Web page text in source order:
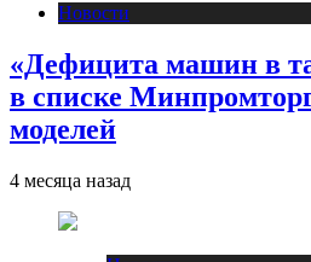
Новости
«Дефицита машин в
в списке
моделей
4 месяца назад